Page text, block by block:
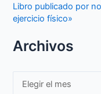
Libro publicado por
ejercicio físico»
Archivos
Archivos